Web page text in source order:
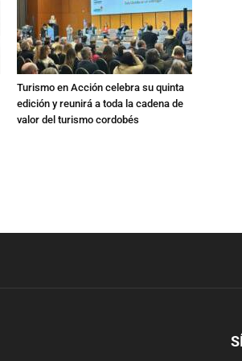
Turismo en Acción celebra su quinta
edición y reunirá a toda la cadena de
valor del turismo cordobés